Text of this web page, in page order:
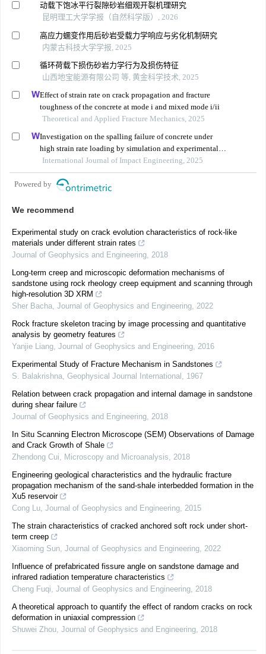
动载下饱冰平行裂隙砂岩细观开裂机理研究
昆明理工大学学报（自然科学版）, 2026
高应力蠕变作用后砂岩受载力学响应与劣化机制研究
内蒙古科技大学学报, 2025
循环荷载下损伤砂岩力学行为及损伤特征
山西地宝能源有限公司 等, 黄金科学技术, 2025
Effect of strain rate on crack propagation and fracture
toughness of the concrete at mode i and mixed mode i/ii
Theoretical and Applied Fracture Mechanics, 2025
Investigation on the spalling failure of concrete under
high strain rate loading by simulation and experimental
method
International Journal of Impact Engineering, 2025
Powered by
We recommend
Experimental study on crack evolution characteristics of rock-like
materials under different strain rates
Journal of Geophysics and Engineering 2018
Long-term creep and microscopic deformation mechanisms of
sandstone using rock rheology creep equipment and scanning through
high-resolution 3D XRM
Sher Bacha Journal of Geophysics and Engineering 2022
Rock fracture skeleton tracing by image processing and quantitative
analysis by geometry features
Yanjie Liang Journal of Geophysics and Engineering 2016
Experimental Study of Fracture Mechanism in Sandstones
S. Balakrishna Geophysical Journal International
1967
Relation between crack propagation and internal damage in sandstone
during shear failure
Journal of Geophysics and Engineering 2018
In Situ Scanning Electron Microscope (SEM) Observations of Damage
and Crack Growth of Shale
Zhendong Cui
Microscopy and Microanalysis
2018
Engineering geological characteristics and the hydraulic fracture
propagation mechanism of the sand-shale interbedded formation in the
Xu5 reservoir
Cong Lu Journal of Geophysics and Engineering 2015
The strain characteristics of cracked anchored soft rock under short-
term creep
Xiaoming Sun Journal of Geophysics and Engineering 2022
Influence of prefabricated fissure angle on sandstone damage and
infrared radiation temperature characteristics
Cheng Fuqi Journal of Geophysics and Engineering 2018
A theoretical approach to quantify the effect of random cracks on rock
deformation in uniaxial compression
Shuwei Zhou Journal of Geophysics and Engineering 2018